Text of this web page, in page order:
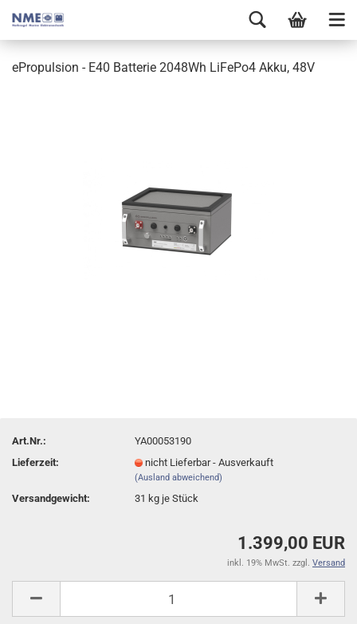
ePropulsion - E40 Batterie 2048Wh LiFePo4 Akku, 48V
Art.Nr.:
YA00053190
Lieferzeit:
nicht Lieferbar - Ausverkauft
(Ausland abweichend)
Versandgewicht: 31 kg je Stück
1.399,00 EUR
inkl. 19% MwSt. zzgl. Versand